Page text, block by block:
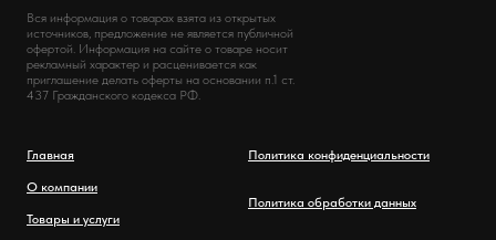
Вся информация о товарах взята из открытых
источников, предложение не является публичной
офертой. Информация на сайте о товаре носит
рекламный характер и расценивается как
приглашение делать оферты на основании п.1 ст.
437 Гражданского кодекса РФ.
Главная
О компании
Товары и услуги
Политика конфиденциальности
Политика обработки данных